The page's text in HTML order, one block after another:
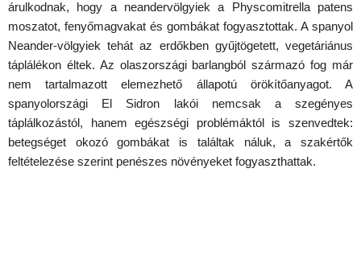
árulkodnak, hogy a neandervölgyiek a Physcomitrella patens
moszatot, fenyőmagvakat és gombákat fogyasztottak. A spanyol
Neander-völgyiek tehát az erdőkben gyűjtögetett, vegetáriánus
táplálékon éltek. Az olaszországi barlangból származó fog már
nem tartalmazott elemezhető állapotú örökítőanyagot. A
spanyolországi El Sidron lakói nemcsak a szegényes
táplálkozástól, hanem egészségi problémáktól is szenvedtek:
betegséget okozó gombákat is találtak náluk, a szakértők
feltételezése szerint penészes növényeket fogyaszthattak.